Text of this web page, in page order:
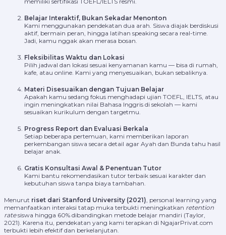
Belajar Interaktif, Bukan Sekadar Menonton
Kami menggunakan pendekatan dua arah. Siswa diajak berdiskusi
aktif, bermain peran, hingga latihan speaking secara real-time.
Jadi, kamu nggak akan merasa bosan.
Fleksibilitas Waktu dan Lokasi
Pilih jadwal dan lokasi sesuai kenyamanan kamu — bisa di rumah,
kafe, atau online. Kami yang menyesuaikan, bukan sebaliknya.
Materi Disesuaikan dengan Tujuan Belajar
Apakah kamu sedang fokus menghadapi ujian TOEFL, IELTS, atau
ingin meningkatkan nilai Bahasa Inggris di sekolah — kami
sesuaikan kurikulum dengan targetmu.
Progress Report dan Evaluasi Berkala
Setiap beberapa pertemuan, kami memberikan laporan
perkembangan siswa secara detail agar Ayah dan Bunda tahu hasil
belajar anak.
Gratis Konsultasi Awal & Penentuan Tutor
Kami bantu rekomendasikan tutor terbaik sesuai karakter dan
kebutuhan siswa tanpa biaya tambahan.
Menurut riset dari Stanford University (2021), personal learning yang
memanfaatkan interaksi tatap muka terbukti meningkatkan retention
ratesiswa hingga 60% dibandingkan metode belajar mandiri (Taylor,
2021). Karena itu, pendekatan yang kami terapkan di NgajarPrivat.com
terbukti lebih efektif dan berkelanjutan.